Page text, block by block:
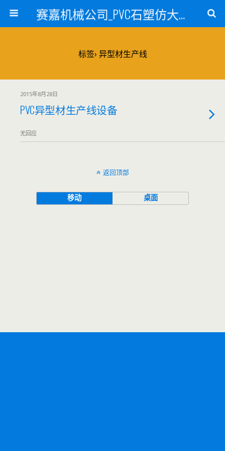
赛嘉机械公司_PVC石塑仿大理石线条生产线_PVC仿大理石板材生产设备_PVC门窗型材生产设备_PVC扣板设备_PVC/WPC发泡板材生产线_PVC波浪瓦生产设备_地毯覆膜TPR TPE设备_TPR鞋边条生产设备_PVC封边条卡条生产设备_PVC造料设备_PVC PE PP管材生产线_混合机
标签› 异型材生产线
2015年8月28日
PVC异型材生产线设备
无回应
返回顶部
移动 桌面